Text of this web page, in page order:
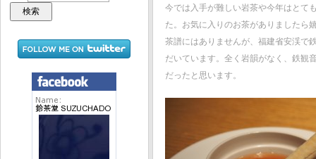
今では入手が難しい岩茶や今年はとて
た。お気に入りのお茶がありましたら
茶譜にはありませんが、福建省安渓で
だいています。全く岩韻がなく、鉄観
だったと思います。